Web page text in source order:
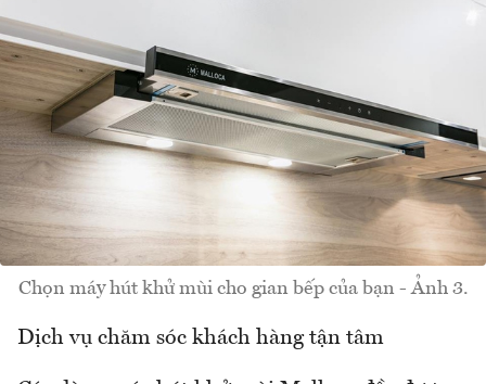
Chọn máy hút khử mùi cho gian bếp của bạn - Ảnh 3.
Dịch vụ chăm sóc khách hàng tận tâm